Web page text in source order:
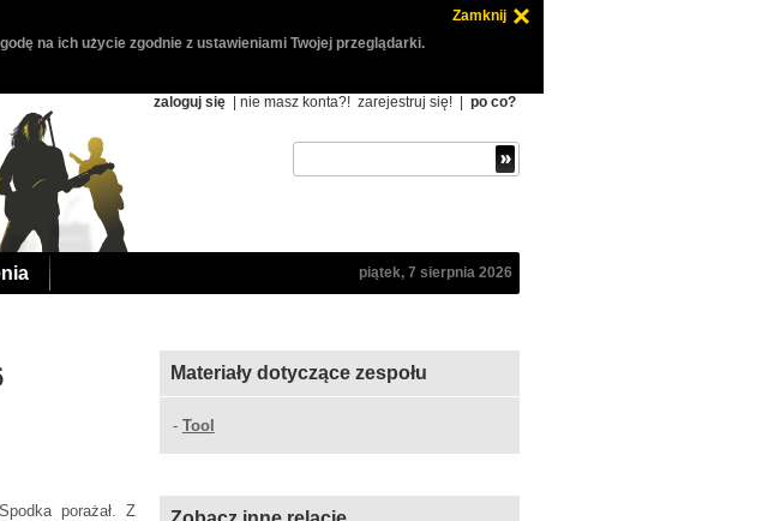
Zamknij
na ich użycie zgodnie z ustawieniami Twojej przeglądarki.
zaloguj się | nie masz konta?! zarejestruj się! po co?
piątek, 7 sierpnia 2026
porażał. Z
Materiały dotyczące zespołu
- Tool